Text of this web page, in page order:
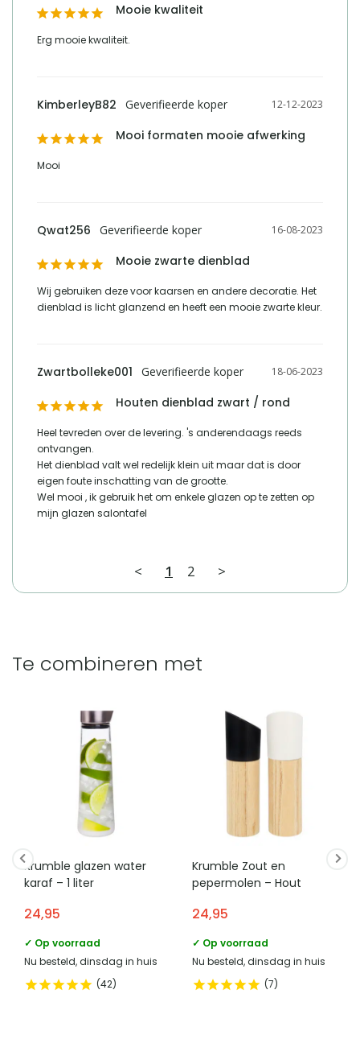
Mooie kwaliteit
Erg mooie kwaliteit.
12-12-2023
KimberleyB82
Mooi formaten mooie afwerking
Mooi
16-08-2023
Qwat256
Mooie zwarte dienblad
Wij gebruiken deze voor kaarsen en andere decoratie. Het
dienblad is licht glanzend en heeft een mooie zwarte kleur.
18-06-2023
Zwartbolleke001
Houten dienblad zwart / rond
Heel tevreden over de levering. 's anderendaags reeds
ontvangen.
Het dienblad valt wel redelijk klein uit maar dat is door
eigen foute inschatting van de grootte.
Wel mooi , ik gebruik het om enkele glazen op te zetten op
mijn glazen salontafel
< 1 2 >
Te combineren met
Krumble glazen water
karaf – 1 liter
24,95
✓ Op voorraad
Nu besteld, dinsdag in huis
42
Krumble Zout en
pepermolen – Hout
24,95
✓ Op voorraad
Nu besteld, dinsdag in huis
7